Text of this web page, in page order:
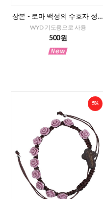
상본 - 로마 백성의 수호자 성모
님, 2매
WYD 기도용으로 사용
500원
5%